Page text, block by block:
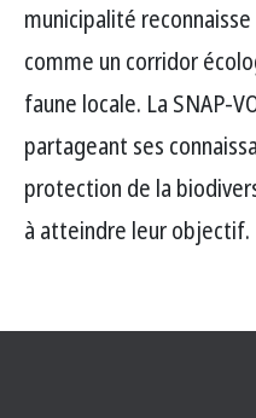
municipalité
comme un corridor
faune locale. La SNAP-
partageant ses
protection de la
à atteindre leur objectif.